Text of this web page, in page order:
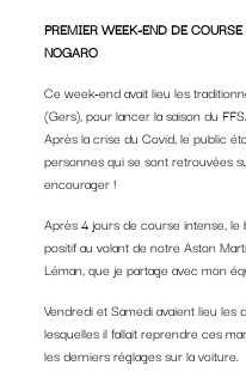
PREMIER WEEK-END DE
NOGARO
Ce week-end avait lieu les
(Gers), pour lancer la saison du
Après la crise du Covid, le public
personnes qui se sont retrouvées
encourager !
Après 4 jours de course intense,
positif au volant de notre Aston
Léman, que je partage avec mon
Vendredi et Samedi avaient lieu les
lesquelles il fallait reprendre ces
les derniers réglages sur la voiture.